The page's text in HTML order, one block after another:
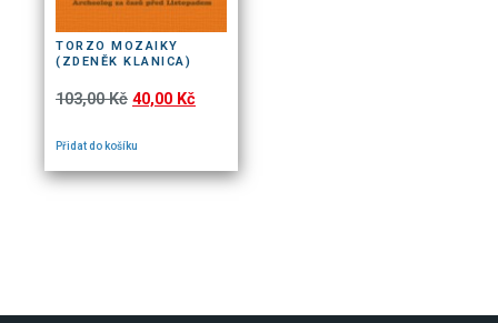
TORZO MOZAIKY
(ZDENĚK KLANICA)
103,00Kč 40,00 Kč
Přidat do košíku